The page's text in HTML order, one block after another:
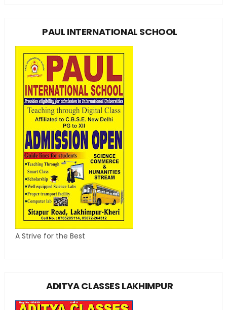
PAUL INTERNATIONAL SCHOOL
A Strive for the Best
ADITYA CLASSES LAKHIMPUR